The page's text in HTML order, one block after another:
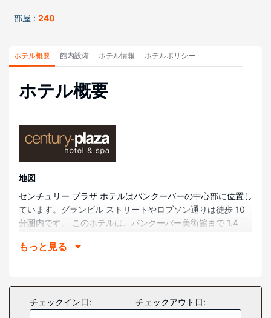
部屋 : 240
ホテル概要 館内設備 ホテル情報 ホテルポリシー
ホテル概要
地図
センチュリー プラザ ホテルはバンクーバーの中心部に位置し
ています。グランビル ストリートやロブソン通りは徒歩 10
分圏内です。 このホテルは、バンクーバー美術館まで 1.4
しています。
全部で 240 ある冷房完備の客室には冷蔵庫、電子レンジなど
が備わっており、ゆっくりおくつろぎいただけます。ピロー
トップのベッドに、エジプト綿のシーツが付いています。32
もっと見る
チェックイン日: チェックアウト日: